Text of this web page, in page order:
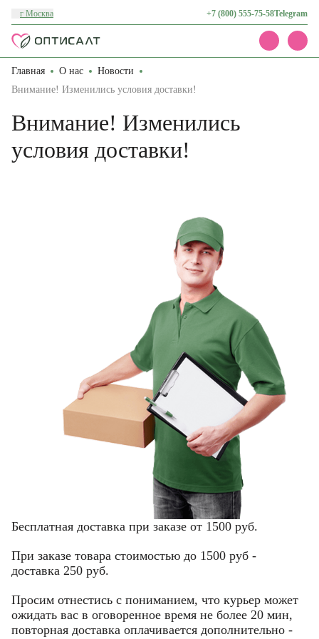
г Москва +7 (800) 555-75-58Telegram
Каталог
Акции
О нас
Контакты
Главная О нас
Новости
Внимание! Изменились условия доставки!
Внимание! Изменились
условия доставки!
Бесплатная доставка при заказе от 1500 руб.
При заказе товара стоимостью до 1500 руб -
доставка 250 руб.
Просим отнестись с пониманием, что курьер может
ожидать вас в оговоренное время не более 20 мин,
повторная доставка оплачивается дополнительно -
Email
Фамилия
Имя
Фамилия
Имя